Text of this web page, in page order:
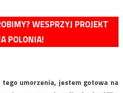
WESPRZYJ PROJEKT
POLONIA!
tego umorzenia, jestem gotowa na